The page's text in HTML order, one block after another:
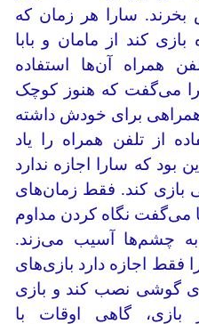
بخرند. سارا هر زمان که
کند از مامان و بابا
همراه آن‌ها استفاده
می‌گفت که هنوز کوچک
برای خودش داشته
از تلفن همراه را یاد
بود که سارا اجازه ندارد
بازی کند. فقط زمان‌های
می‌گفت نگاه کردن مداوم
چشم‌ها آسیب می‌زند.
فقط اجازه دارد بازی‌های
گوشی نصب کند و بازی
بازی، گاهی اوقات با